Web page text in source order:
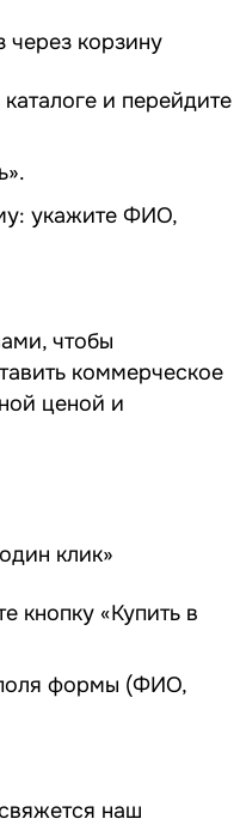
через корзину
и перейдите
укажите ФИО,
чтобы
коммерческое
ценой и
клик»
кнопку «Купить в
поля формы (ФИО,
наш